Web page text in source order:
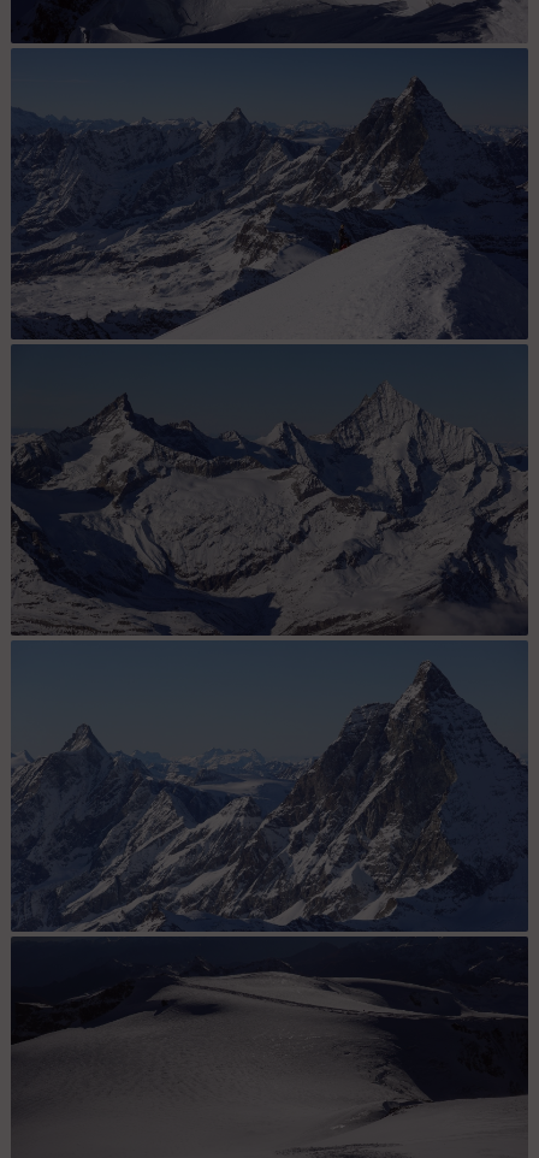
Monte-Rosa avec au premier plan, le Breithorn Central
Panorama au téléobjectif sur le Zinalrothorn, le Schalihorn et le
Panorama au téléobjectif sur la Dent d'Hérens et le Cervin